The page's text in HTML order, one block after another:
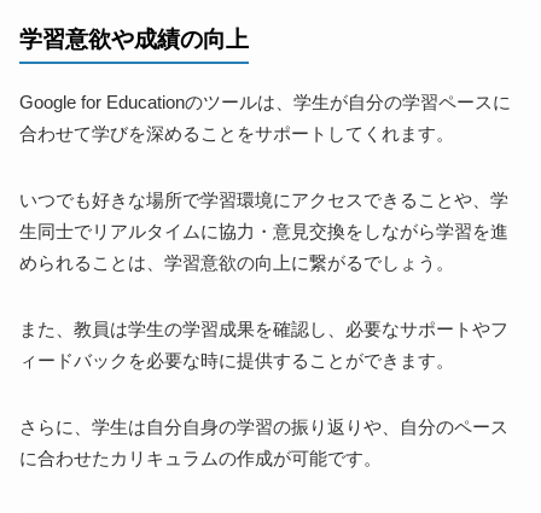
学習意欲や成績の向上
Google for Educationのツールは、学生が自分の学習ペースに
合わせて学びを深めることをサポートしてくれます。
いつでも好きな場所で学習環境にアクセスできることや、学
生同士でリアルタイムに協力・意見交換をしながら学習を進
められることは、学習意欲の向上に繋がるでしょう。
また、教員は学生の学習成果を確認し、必要なサポートやフ
ィードバックを必要な時に提供することができます。
さらに、学生は自分自身の学習の振り返りや、自分のペース
に合わせたカリキュラムの作成が可能です。